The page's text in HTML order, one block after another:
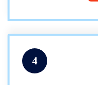
4